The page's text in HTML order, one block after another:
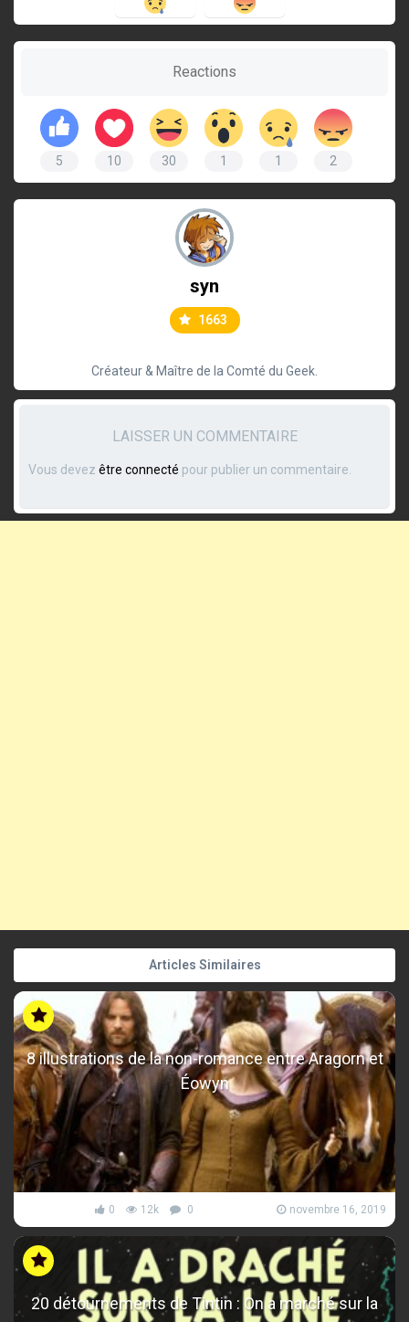
Reactions
5 10 30 1 1 2
syn
1663
Créateur & Maître de la Comté du Geek.
LAISSER UN COMMENTAIRE
Vous devez être connecté pour publier un commentaire.
Articles Similaires
8 illustrations de la non-romance entre Aragorn et
Éowyn
0 12k 0 novembre 16, 2019
20 détournements de Tintin : On a marché sur la